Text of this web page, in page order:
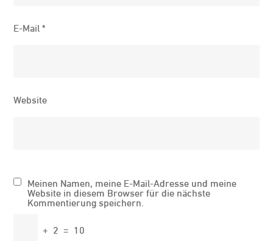
E-Mail*
Website
Meinen Namen, meine E-Mail-Adresse und meine
Website in diesem Browser für die nächste
Kommentierung speichern.
+ 2 = 10